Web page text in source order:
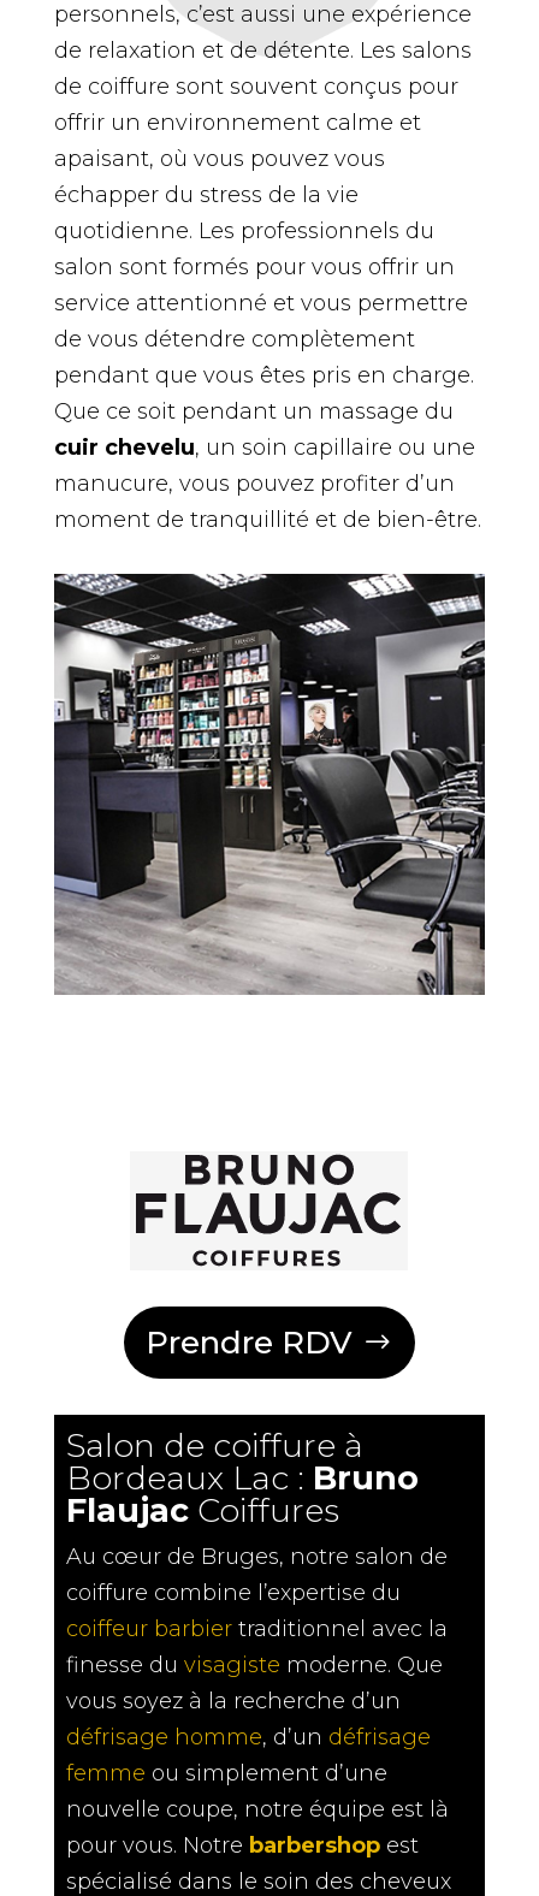
personnels, c’est aussi une expérience
de relaxation et de détente. Les salons
de coiffure sont souvent conçus pour
offrir un environnement calme et
apaisant, où vous pouvez vous
échapper du stress de la vie
quotidienne. Les professionnels du
salon sont formés pour vous offrir un
service attentionné et vous permettre
de vous détendre complètement
pendant que vous êtes pris en charge.
Que ce soit pendant un massage du
cuir chevelu, un soin capillaire ou une
manucure, vous pouvez profiter d’un
moment de tranquillité et de bien-être.
Prendre RDV
Salon de coiffure à
Bordeaux Lac : Bruno
FlaujacCoiffures
Au cœur de Bruges, notre salon de
coiffure combine l’expertise du
coiffeur barbiertraditionnel avec la
finesse du visagiste moderne. Que
vous soyez à la recherche d’un
défrisage homme, d’un défrisage
femme ou simplement d’une
nouvelle coupe, notre équipe est là
pour vous. Notre barbershop est
spécialisé dans le soin des cheveux